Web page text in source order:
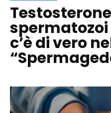
spermatozoi
c’è di vero